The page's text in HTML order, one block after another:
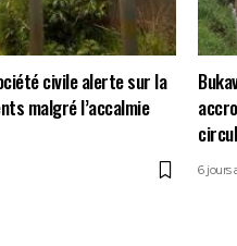
civile alerte sur la
malgré l’accalmie
6 jours